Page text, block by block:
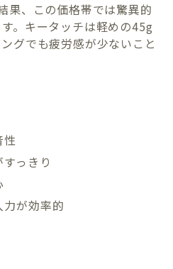
果、この価格帯では驚異的
。キータッチは軽めの45g
グでも疲労感が少ないこと
性
っきり
が効率的